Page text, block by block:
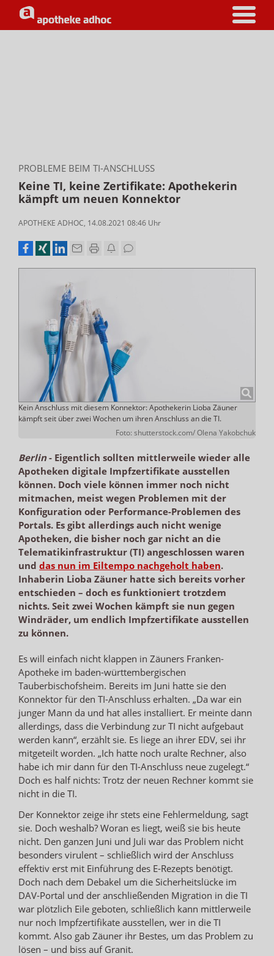
PROBLEME BEIM TI-ANSCHLUSS
Keine TI, keine Zertifikate: Apothekerin
kämpft um neuen Konnektor
APOTHEKE ADHOC, 14.08.2021 08:46 Uhr
Kein Anschluss mit diesem Konnektor: Apothekerin Lioba Zäuner
kämpft seit über zwei Wochen um ihren Anschluss an die TI.
Foto: shutterstock.com/ Olena Yakobchuk
Berlin- Eigentlich sollten mittlerweile wieder alle
Apotheken digitale Impfzertifikate ausstellen
können. Doch viele können immer noch nicht
mitmachen, meist wegen Problemen mit der
Konfiguration oder Performance-Problemen des
Portals. Es gibt allerdings auch nicht wenige
Apotheken, die bisher noch gar nicht an die
Telematikinfrastruktur (TI) angeschlossen waren
und das nun im Eiltempo nachgeholt haben.
Inhaberin Lioba Zäuner hatte sich bereits vorher
entschieden – doch es funktioniert trotzdem
nichts. Seit zwei Wochen kämpft sie nun gegen
Windräder, um endlich Impfzertifikate ausstellen
zu können.
Es will einfach nicht klappen in Zäuners Franken-
Apotheke im baden-württembergischen
Tauberbischofsheim. Bereits im Juni hatte sie den
Konnektor für den TI-Anschluss erhalten. „Da war ein
junger Mann da und hat alles installiert. Er meinte dann
allerdings, dass die Verbindung zur TI nicht aufgebaut
werden kann“, erzählt sie. Es liege an ihrer EDV, sei ihr
mitgeteilt worden. „Ich hatte noch uralte Rechner, also
habe ich mir dann für den TI-Anschluss neue zugelegt.“
Doch es half nichts: Trotz der neuen Rechner kommt sie
nicht in die TI.
Der Konnektor zeige ihr stets eine Fehlermeldung, sagt
sie. Doch weshalb? Woran es liegt, weiß sie bis heute
nicht. Den ganzen Juni und Juli war das Problem nicht
besonders virulent – schließlich wird der Anschluss
effektiv erst mit Einführung des E-Rezepts benötigt.
Doch nach dem Debakel um die Sicherheitslücke im
DAV-Portal und der anschließenden Migration in die TI
war plötzlich Eile geboten, schließlich kann mittlerweile
nur noch Impfzertifikate ausstellen, wer in die TI
kommt. Also gab Zäuner ihr Bestes, um das Problem zu
lösen – und biss auf Granit.